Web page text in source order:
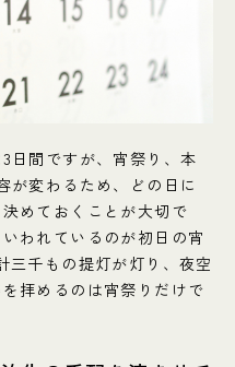
日間ですが、宵祭り、本
が変わるため、どの日に
めておくことが大切で
われているのが初日の宵
三千もの提灯が灯り、夜空
拝めるのは宵祭りだけで